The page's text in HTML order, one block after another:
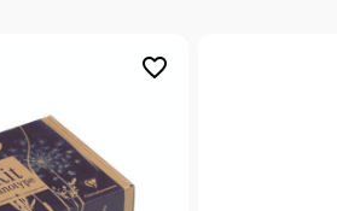
favorite_border